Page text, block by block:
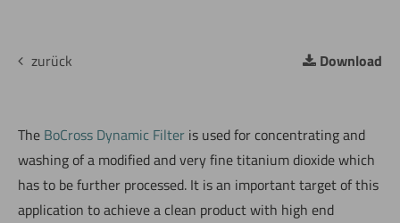
Download
zurück
The BoCross Dynamic Filter is used for concentrating and
washing of a modified and very fine titanium dioxide which
has to be further processed. It is an important target of this
application to achieve a clean product with high end